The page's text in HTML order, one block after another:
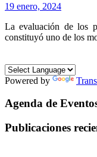
19 enero, 2024
La evaluación de los
constituyó uno de los
Powered by
Agenda de
Publicaciones